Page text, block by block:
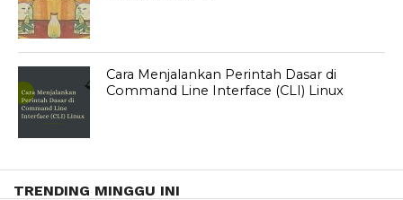
Cara Menjalankan Perintah Dasar di
Command Line Interface (CLI) Linux
TRENDING MINGGU INI